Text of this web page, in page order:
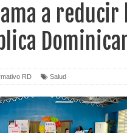
a
RD Salud